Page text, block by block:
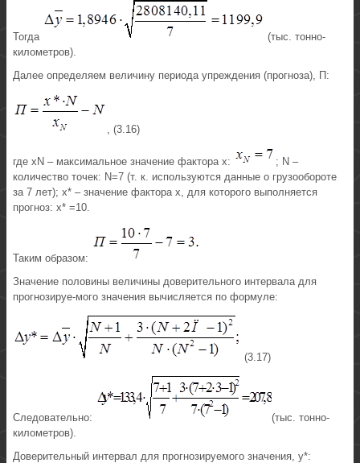
Тогда
(тыс. тонно-
километров).
Далее определяем величину периода упреждения (прогноза), П:
, (3.16)
где xN – максимальное значение фактора х:
; N –
количество точек: N=7 (т. к. используются данные о грузообороте
за 7 лет); х* – значение фактора х, для которого выполняется
прогноз: х* =10.
Таким образом:
Значение половины величины доверительного интервала для
прогнозируе-мого значения вычисляется по формуле:
(3.17)
Следовательно:
(тыс. тонно-
километров).
Доверительный интервал для прогнозируемого значения, у*: